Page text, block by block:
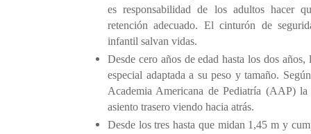
es responsabilidad de los adultos hacer
retención adecuado. El cinturón de
infantil salvan vidas.
Desde cero años de edad hasta los dos
especial adaptada a su peso y tamaño.
Academia Americana de Pediatría (AAP) la
asiento trasero viendo hacia atrás.
Desde los tres hasta que midan 1,45 m y